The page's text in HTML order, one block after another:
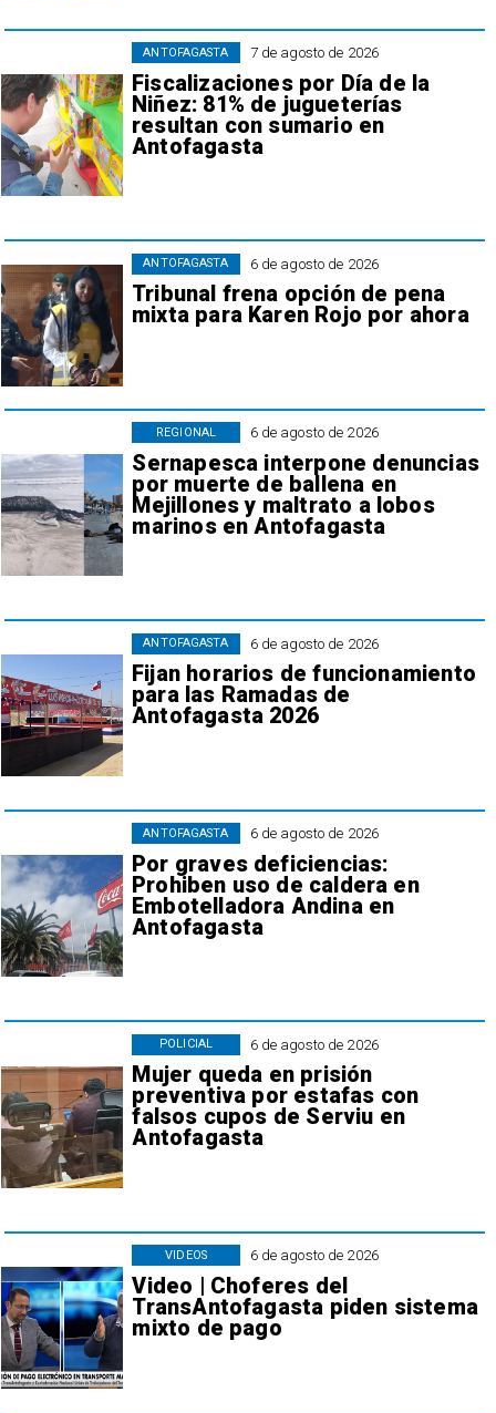
7 de agosto de 2026
Fiscalizaciones por Día de la
Niñez: 81% de jugueterías
resultan con sumario en
Antofagasta
ANTOFAGASTA
6 de agosto de 2026
Tribunal frena opción de pena
mixta para Karen Rojo por ahora
ANTOFAGASTA
6 de agosto de 2026
Sernapesca interpone denuncias
por muerte de ballena en
Mejillones y maltrato a lobos
marinos en Antofagasta
REGIONAL
6 de agosto de 2026
Fijan horarios de funcionamiento
para las Ramadas de
Antofagasta 2026
ANTOFAGASTA
6 de agosto de 2026
Por graves deficiencias:
Prohiben uso de caldera en
Embotelladora Andina en
Antofagasta
ANTOFAGASTA
6 de agosto de 2026
Mujer queda en prisión
preventiva por estafas con
falsos cupos de Serviu en
Antofagasta
POLICIAL
6 de agosto de 2026
Video | Choferes del
TransAntofagasta piden sistema
mixto de pago
VIDEOS